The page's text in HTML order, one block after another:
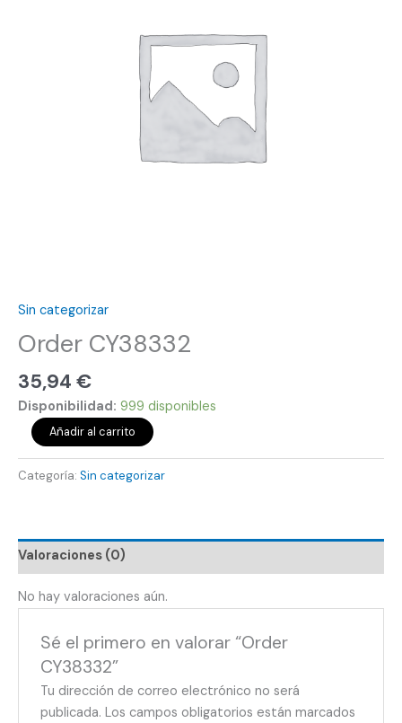
Sin categorizar
Order CY38332
35,94 €
Disponibilidad: 999 disponibles
Añadir al carrito
Categoría: Sin categorizar
Valoraciones (0)
No hay valoraciones aún.
Sé el primero en valorar “Order
CY38332”
Tu dirección de correo electrónico no será
publicada. Los campos obligatorios están marcados